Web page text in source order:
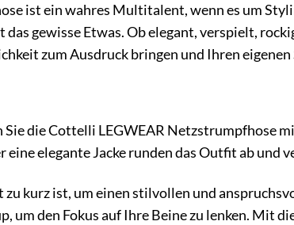
ist ein wahres Multitalent, wenn es um
gewisse Etwas. Ob elegant, verspielt,
zum Ausdruck bringen und Ihren
Sie die Cottelli LEGWEAR Netzstrumpfhose
eine elegante Jacke runden das Outfit ab und
zu kurz ist, um einen stilvollen und
um den Fokus auf Ihre Beine zu lenken. Mit